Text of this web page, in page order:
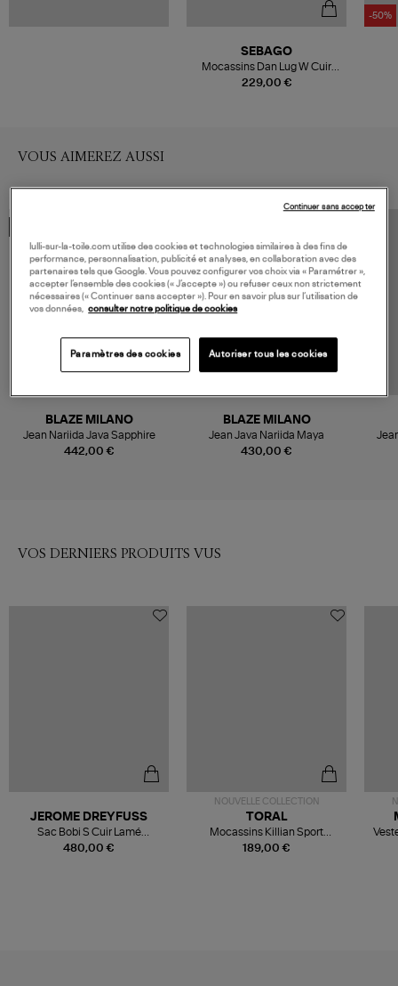
229,00 €
SEBAGO
Mocassins Dan Lug W Cuir
Black Regular
-50%
VOUS AIMEREZ AUSSI
442,00 €
BLAZE MILANO
Jean Nariida Java Sapphire
430,00 €
BLAZE MILANO
Jean Java Nariida Maya
VOS DERNIERS PRODUITS VUS
480,00 €
JEROME DREYFUSS
Sac Bobi S Cuir Lamé
Champagne
NOUVELLE COLLECTION
189,00 €
TORAL
Mocassins Killian Sport
Mousse
lulli-sur-la-toile.com utilise des cookies et technologies similaires à des fins de
performance, personnalisation, publicité et analyses, en collaboration avec des
partenaires tels que Google. Vous pouvez configurer vos choix via « Paramétrer »,
accepter l’ensemble des cookies (« J’accepte ») ou refuser ceux non strictement
nécessaires (« Continuer sans accepter »). Pour en savoir plus sur l’utilisation de
vos données,
consulter notre politique de cookies
Paramètres des cookies Autoriser tous les cookies
Continuer sans accepter